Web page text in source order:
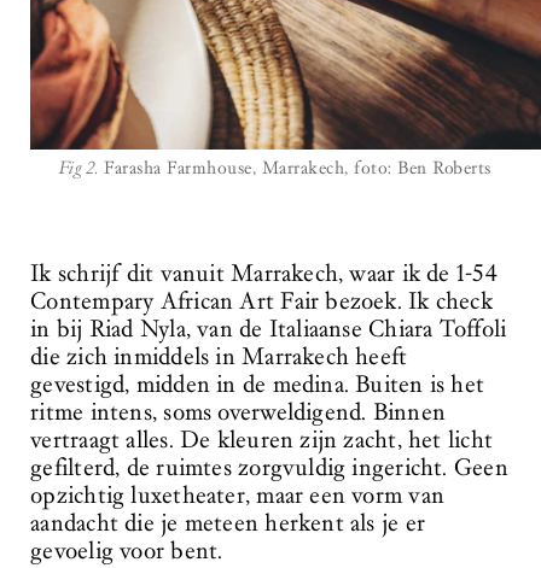
Fig 2. Farasha Farmhouse, Marrakech, foto: Ben Roberts
Ik schrijf dit vanuit Marrakech, waar ik de 1-54
Contempary African Art Fair bezoek. Ik check
in bij Riad Nyla, van de Italiaanse Chiara Toffoli
die zich inmiddels in Marrakech heeft
gevestigd, midden in de medina. Buiten is het
ritme intens, soms overweldigend. Binnen
vertraagt alles. De kleuren zijn zacht, het licht
gefilterd, de ruimtes zorgvuldig ingericht. Geen
opzichtig luxetheater, maar een vorm van
aandacht die je meteen herkent als je er
gevoelig voor bent.